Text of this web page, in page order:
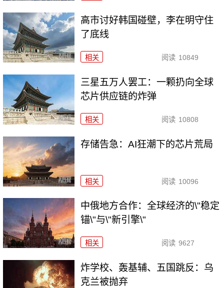
高市讨好韩国碰壁，李在明守住
了底线
相关 阅读 10849
三星五万人罢工：一颗扔向全球
芯片供应链的炸弹
相关 阅读 10808
存储告急：AI狂潮下的芯片荒局
相关 阅读 10096
中俄地方合作：全球经济的\"稳定
锚\"与\"新引擎\"
相关 阅读 9627
炸学校、轰基辅、五国跳反：乌
克兰被抛弃